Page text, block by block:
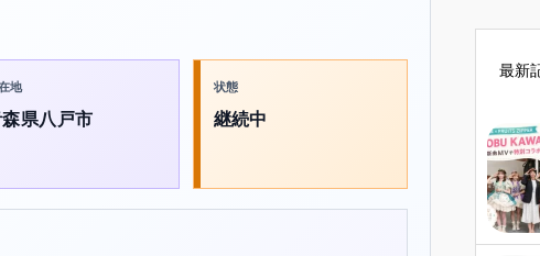
地
県八戸市
状態
継続中
最新